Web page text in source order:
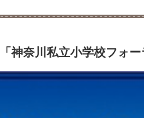
神奈川私立小学校フォ